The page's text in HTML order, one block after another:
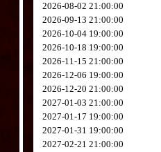
2026-08-02 21:00:00
2026-09-13 21:00:00
2026-10-04 19:00:00
2026-10-18 19:00:00
2026-11-15 21:00:00
2026-12-06 19:00:00
2026-12-20 21:00:00
2027-01-03 21:00:00
2027-01-17 19:00:00
2027-01-31 19:00:00
2027-02-21 21:00:00